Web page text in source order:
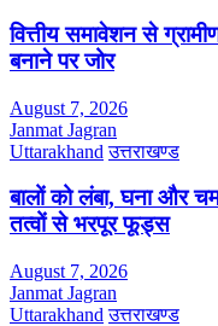
वित्तीय समावेशन से
बनाने पर जोर
August 7, 2026
Janmat Jagran
Uttarakhand उत्तराखण्ड
बालों को लंबा, घना और
तत्वों से भरपूर फूड्स
August 7, 2026
Janmat Jagran
Uttarakhand उत्तराखण्ड